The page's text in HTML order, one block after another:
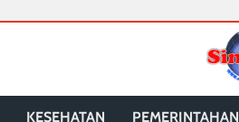
KESEHATAN PEMERINTAHAN